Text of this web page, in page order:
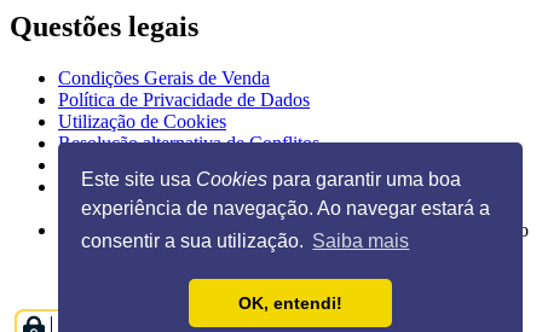
Este site usa Cookies para garantir uma boa
experiência de navegação. Ao navegar estará a
consentir a sua utilização. Saiba mais
OK, entendi!
Questões legais
Condições Gerais de Venda
Política de Privacidade de Dados
Utilização de Cookies
Resolução alternativa de Conflitos
Ilustração na página inicial de Guido Van Genechten, do livro
Posso espreitar as tuas chuchas? "